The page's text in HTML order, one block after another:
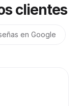
clientes
en Google